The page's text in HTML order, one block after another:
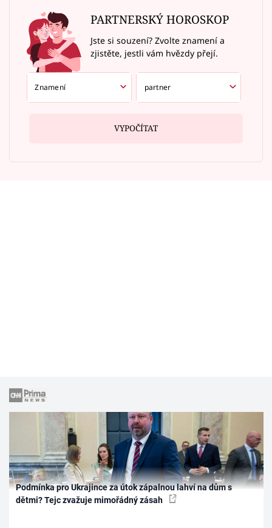
PARTNERSKÝ HOROSKOP
Jste si souzení? Zvolte znamení a
zjistěte, jestli vám hvězdy přejí.
VYPOČÍTAT
Podmínka pro Ukrajince za útok zápalnou lahví na dům s
dětmi? Tejc zvažuje mimořádný zásah